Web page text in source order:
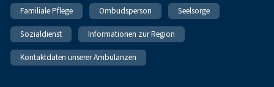
Familiale Pflege Ombudsperson Seelsorge
Sozialdienst Informationen zur Region
Kontaktdaten unserer Ambulanzen